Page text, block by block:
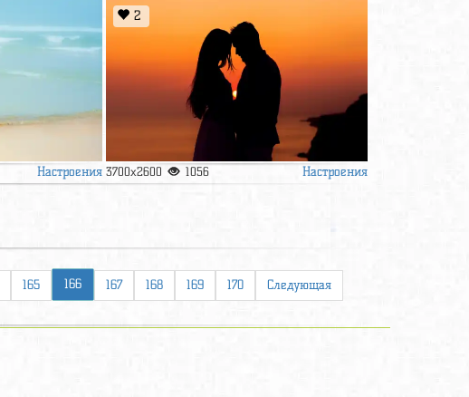
Настроения
2
3700x2600 1056
Настроения
165 166 167 168 169 170 Следующая